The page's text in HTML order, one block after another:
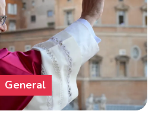
General